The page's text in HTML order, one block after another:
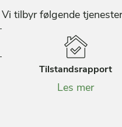
Vi tilbyr følgende
Tilstandsrapport
Les mer